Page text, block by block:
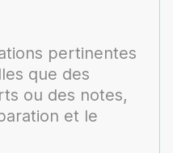
pertinentes
que des
ou des notes,
et le